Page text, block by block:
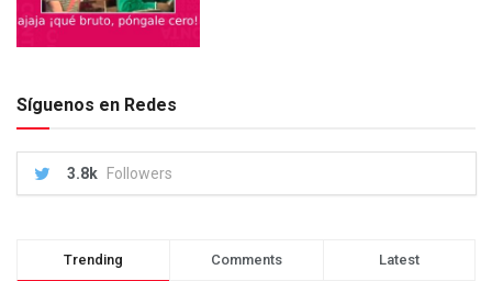
Síguenos en Redes
3.8k Followers
Trending Comments Latest